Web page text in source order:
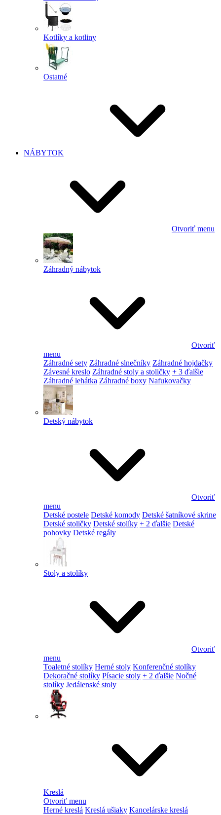
Kotlíky a kotliny
Ostatné
NÁBYTOK
Otvoriť menu
Záhradný nábytok
Otvoriť
menu
Záhradné sety Záhradné slnečníky Záhradné hojdačky
Závesné kreslo Záhradné stoly a stoličky + 3 ďalšie
Záhradné lehátka Záhradné boxy Nafukovačky
Detský nábytok
Otvoriť
menu
Detské postele Detské komody Detské šatníkové skrine
Detské stoličky Detské stolíky + 2 ďalšie Detské
pohovky Detské regály
Stoly a stolíky
Otvoriť
menu
Toaletné stolíky Herné stoly Konferenčné stolíky
Dekoračné stolíky Písacie stoly + 2 ďalšie Nočné
stolíky Jedálenské stoly
Kreslá
Otvoriť menu
Herné kreslá Kreslá ušiaky Kancelárske kreslá